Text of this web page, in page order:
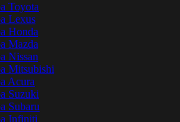
Toyota
Lexus
Honda
Mazda
Nissan
Mitsubishi
Acura
Suzuki
Subaru
Infiniti